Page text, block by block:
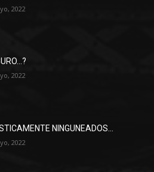
2022
2022
NINGUNEADOS…
2022